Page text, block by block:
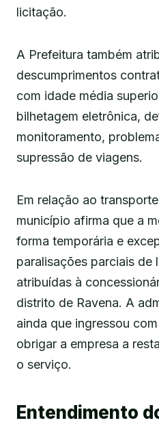
licitação.
A Prefeitura também
descumprimentos
com idade média
bilhetagem eletrônica,
monitoramento,
supressão de viagens.
Em relação ao
município afirma que a
forma temporária e
paralisações parciais de
atribuídas à
distrito de Ravena. A
ainda que ingressou
obrigar a empresa a
o serviço.
Entendimento